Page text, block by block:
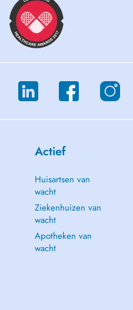
Actief
Huisartsen van
wacht
Ziekenhuizen van
wacht
Apotheken van
wacht